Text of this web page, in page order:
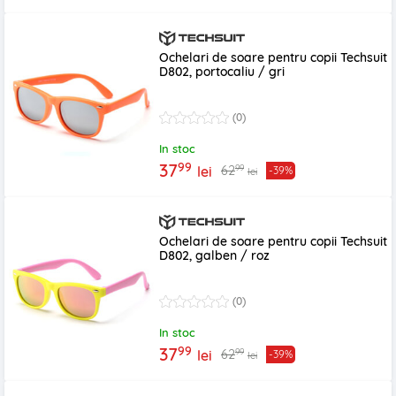
Ochelari de soare pentru copii Techsuit
D802, portocaliu / gri
(0)
In stoc
3799 lei 6299 lei -39%
Ochelari de soare pentru copii Techsuit
D802, galben / roz
(0)
In stoc
3799 lei 6299 lei -39%